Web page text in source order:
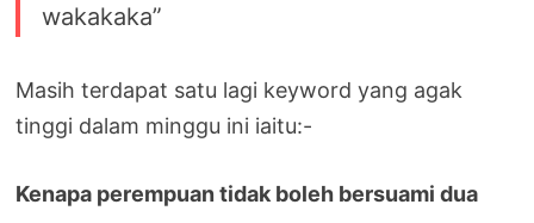
wakakaka”
Masih terdapat satu lagi keyword yang agak
tinggi dalam minggu ini iaitu:-
Kenapa perempuan tidak boleh bersuami dua